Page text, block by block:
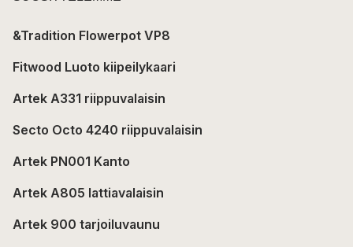
&Tradition Flowerpot VP8
Fitwood Luoto kiipeilykaari
Artek A331 riippuvalaisin
Secto Octo 4240 riippuvalaisin
Artek PN001 Kanto
Artek A805 lattiavalaisin
Artek 900 tarjoiluvaunu